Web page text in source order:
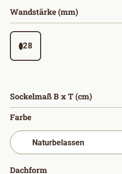
Wandstärke (mm)
28
Sockelmaß B x T (cm)
Farbeauswählen
Dachform